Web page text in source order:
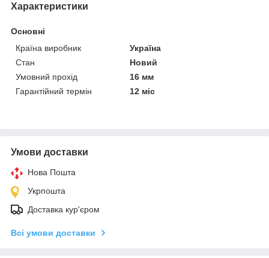
Характеристики
Основні
Країна виробник
Україна
Стан
Новий
Умовний прохід
16 мм
Гарантійний термін
12 міс
Умови доставки
Нова Пошта
Укрпошта
Доставка кур'єром
Всі умови доставки